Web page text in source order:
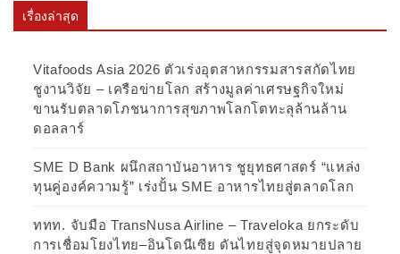
เรื่องล่าสุด
Vitafoods Asia 2026 ตัวเร่งอุตสาหกรรมสารสกัดไทย
ชูงานวิจัย – เครือข่ายโลก สร้างมูลค่าเศรษฐกิจใหม่
ขานรับตลาดโภชนาการสุขภาพโลกโตทะลุล้านล้าน
ดอลลาร์
SME D Bank ผนึกสถาบันอาหาร ชูยุทธศาสตร์ “แหล่ง
ทุนคู่องค์ความรู้” เร่งปั้น SME อาหารไทยสู่ตลาดโลก
ททท. จับมือ TransNusa Airline – Traveloka ยกระดับ
การเชื่อมโยงไทย–อินโดนีเซีย ดันไทยสู่จุดหมายปลาย